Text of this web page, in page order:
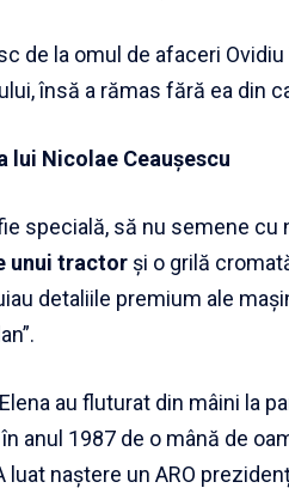
de la omul de afaceri
însă a rămas fără ea din
lui Nicolae Ceaușescu
specială, să nu semene cu
unui tractor și o grilă
detaliile premium ale
au fluturat din mâini la
în anul 1987 de o mână de
naștere un ARO